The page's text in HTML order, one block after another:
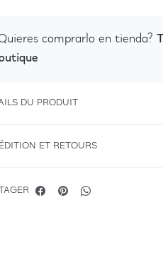
comprarlo en tienda?
DU PRODUIT
ET RETOURS